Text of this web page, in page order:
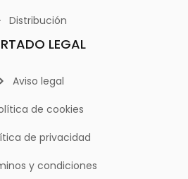
Distribución
LEGAL
Aviso legal
de cookies
de privacidad
y condiciones